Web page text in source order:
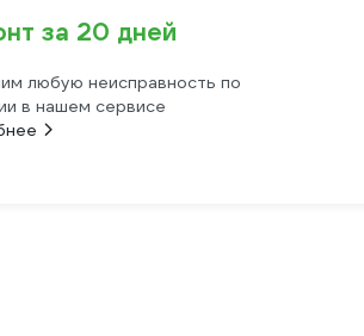
за 20 дней
любую неисправность по
в нашем сервисе